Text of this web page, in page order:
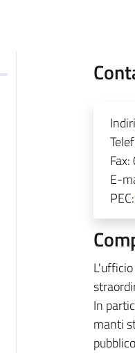
Fax:
E-
PEC:
In
manti